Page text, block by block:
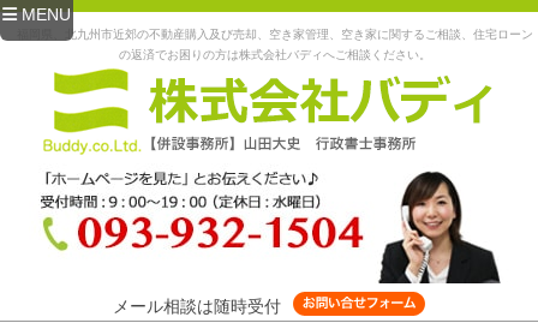
MENU
福岡県、北九州市近郊の不動産購入及び売却、空き家管理、空き家に関するご相談、住宅ローン
の返済でお困りの方は株式会社バディへご相談ください。
メール相談は随時受付